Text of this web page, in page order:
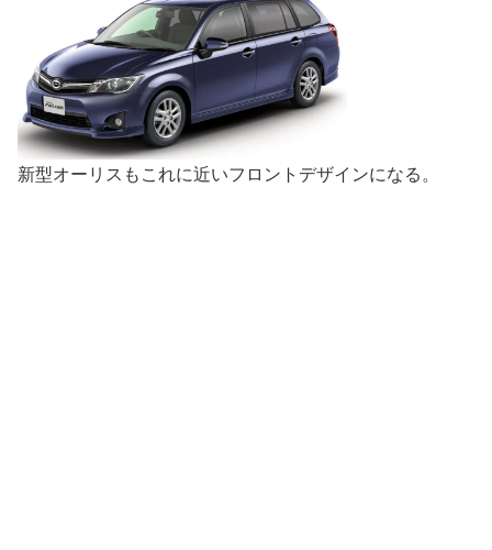
新型オーリスもこれに近いフロントデザインになる。